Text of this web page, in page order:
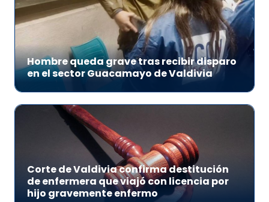
Hombre queda grave tras recibir disparo
en el sector Guacamayo de Valdivia
Corte de Valdivia confirma destitución
de enfermera que viajó con licencia por
hijo gravemente enfermo